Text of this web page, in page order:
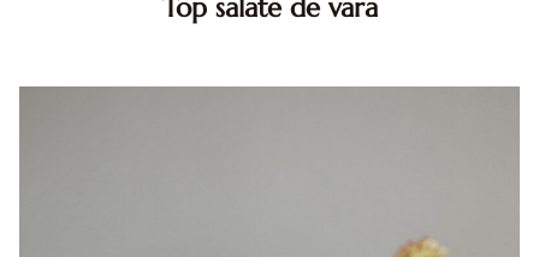
Top salate de vara